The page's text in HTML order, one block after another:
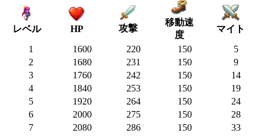
レベル HP 攻撃
移動速
度
マイト
1 1600 220 150
5
2
1680 231 150
9
3
1760 242 150
14
4
1840 253 150
19
5
1920 264 150
24
6
2000 275 150
28
7
2080 286 150
33